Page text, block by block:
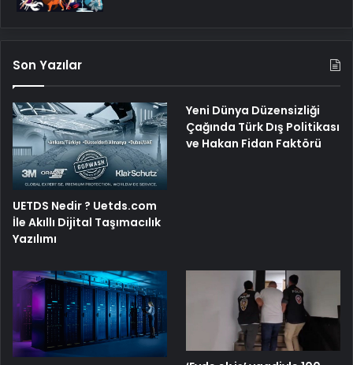
Son Yazılar
UETDS Nedir ? Uetds.com
İle Akıllı Dijital Taşımacılık
Yazılımı
Yeni Dünya Düzensizliği
Çağında Türk Dış Politikası
ve Hakan Fidan Faktörü